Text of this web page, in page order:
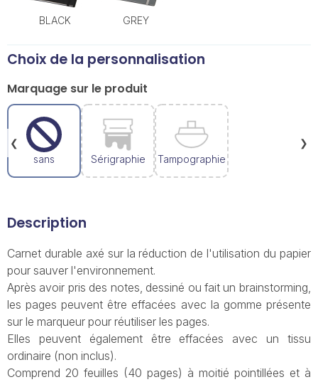
BLACK GREY
Choix de la personnalisation
Marquage sur le produit
sans Sérigraphie Tampographie
❯
❮
Description
Carnet durable axé sur la réduction de l'utilisation du papier
pour sauver l'environnement.
Après avoir pris des notes, dessiné ou fait un brainstorming,
les pages peuvent être effacées avec la gomme présente
sur le marqueur pour réutiliser les pages.
Elles peuvent également être effacées avec un tissu
ordinaire (non inclus).
Comprend 20 feuilles (40 pages) à moitié pointillées et à